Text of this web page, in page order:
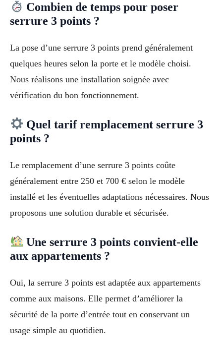
Combien de temps pour poser
serrure 3 points ?
La pose d’une serrure 3 points prend généralement
quelques heures selon la porte et le modèle choisi.
Nous réalisons une installation soignée avec
vérification du bon fonctionnement.
Quel tarif remplacement serrure 3
points ?
Le remplacement d’une serrure 3 points coûte
généralement entre 250 et 700 € selon le modèle
installé et les éventuelles adaptations nécessaires. Nous
proposons une solution durable et sécurisée.
Une serrure 3 points convient-elle
aux appartements ?
Oui, la serrure 3 points est adaptée aux appartements
comme aux maisons. Elle permet d’améliorer la
sécurité de la porte d’entrée tout en conservant un
usage simple au quotidien.